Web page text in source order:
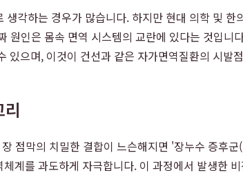
각하는 경우가 많습니다. 하지만 현대 의학 및
원인은 몸속 면역 시스템의 교란에 있다는 것입
있으며, 이것이 건선과 같은 자가면역질환의 시발
점막의 치밀한 결합이 느슨해지면 '장누수 증
계를 과도하게 자극합니다. 이 과정에서 발생한